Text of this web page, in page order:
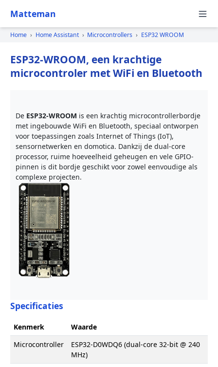
Matteman
Home › Home Assistant › Microcontrollers › ESP32 WROOM
ESP32-WROOM, een krachtige
microcontroler met WiFi en Bluetooth
De ESP32-WROOM is een krachtig microcontrollerbordje
met ingebouwde WiFi en Bluetooth, speciaal ontworpen
voor toepassingen zoals Internet of Things (IoT),
sensornetwerken en domotica. Dankzij de dual-core
processor, ruime hoeveelheid geheugen en vele GPIO-
pinnen is dit bordje geschikt voor zowel eenvoudige als
complexe projecten.
Specificaties
Kenmerk
Waarde
Microcontroller
ESP32-D0WDQ6 (dual-core 32-bit @ 240
MHz)